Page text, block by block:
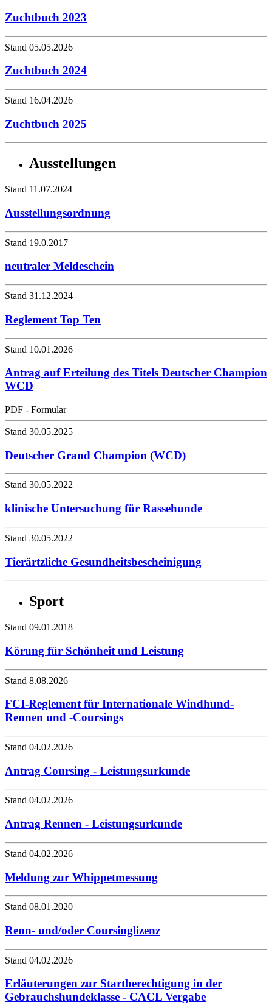
Zuchtbuch 2023
Stand 05.05.2026
Zuchtbuch 2024
Stand 16.04.2026
Zuchtbuch 2025
Ausstellungen
Stand 11.07.2024
Ausstellungsordnung
Stand 19.0.2017
neutraler Meldeschein
Stand 31.12.2024
Reglement Top Ten
Stand 10.01.2026
Antrag auf Erteilung des Titels Deutscher Champion
WCD
PDF - Formular
Stand 30.05.2025
Deutscher Grand Champion (WCD)
Stand 30.05.2022
klinische Untersuchung für Rassehunde
Stand 30.05.2022
Tierärtzliche Gesundheitsbescheinigung
Sport
Stand 09.01.2018
Körung für Schönheit und Leistung
Stand 8.08.2026
FCI-Reglement für Internationale Windhund-
Rennen und -Coursings
Stand 04.02.2026
Antrag Coursing - Leistungsurkunde
Stand 04.02.2026
Antrag Rennen - Leistungsurkunde
Stand 04.02.2026
Meldung zur Whippetmessung
Stand 08.01.2020
Renn- und/oder Coursinglizenz
Stand 04.02.2026
Erläuterungen zur Startberechtigung in der
Gebrauchshundeklasse - CACL Vergabe